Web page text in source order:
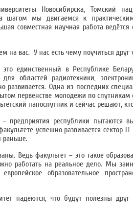
Новосибирска, Томский
шагом мы двигаемся к
совместная научная работа
на вас. У нас есть чему поучиться друг
единственный в Республике
областей радиотехники,
Одна из последних
первенстве молодежи по спутникам
наноспутник и сейчас решают, кто
республики пытаются
успешно развивается сектор
раньше.
Ведь факультет – это такое
работать на реальное дело. Мы
образовательное
надеются, что будут полезны